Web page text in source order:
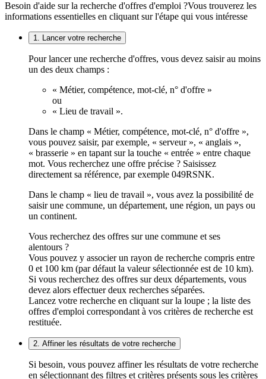
Besoin d'aide sur la recherche d'offres d'emploi ?Vous trouverez les
informations essentielles en cliquant sur l'étape qui vous intéresse
1. Lancer votre recherche
Pour lancer une recherche d'offres, vous devez saisir au moins
un des deux champs :
« Métier, compétence, mot-clé, n° d'offre »
ou
« Lieu de travail ».
Dans le champ « Métier, compétence, mot-clé, n° d'offre »,
vous pouvez saisir, par exemple, « serveur », « anglais »,
« brasserie » en tapant sur la touche « entrée » entre chaque
mot. Vous recherchez une offre précise ? Saisissez
directement sa référence, par exemple 049RSNK.
Dans le champ « lieu de travail », vous avez la possibilité de
saisir une commune, un département, une région, un pays ou
un continent.
Vous recherchez des offres sur une commune et ses
alentours ?
Vous pouvez y associer un rayon de recherche compris entre
0 et 100 km (par défaut la valeur sélectionnée est de 10 km).
Si vous recherchez des offres sur deux départements, vous
devez alors effectuer deux recherches séparées.
Lancez votre recherche en cliquant sur la loupe ; la liste des
offres d'emploi correspondant à vos critères de recherche est
restituée.
2. Affiner les résultats de votre recherche
Si besoin, vous pouvez affiner les résultats de votre recherche
en sélectionnant des filtres et critères présents sous les critères